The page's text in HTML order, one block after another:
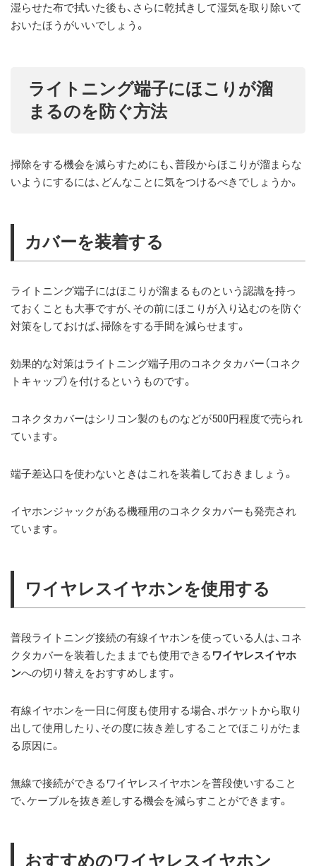
湿らせた布で拭いた後も、さらに乾拭きして湿気を取り除いて
おいたほうがいいでしょう。
ライトニング端子にほこりが溜
まるのを防ぐ方法
掃除をする機会を減らすためにも、普段からほこりが溜まらな
いようにするには、どんなことに気をつけるべきでしょうか。
カバーを装着する
ライトニング端子にはほこりが溜まるものという認識を持っ
ておくことも大事ですが、その前にほこりが入り込むのを防ぐ
対策をしておけば、掃除をする手間を減らせます。
効果的な対策はライトニング端子用のコネクタカバー（コネク
トキャップ）を付けるというものです。
コネクタカバーはシリコン製のものなどが500円程度で売られ
ています。
端子差込口を使わないときはこれを装着しておきましょう。
イヤホンジャックがある機種用のコネクタカバーも発売され
ています。
ワイヤレスイヤホンを使用する
普段ライトニング接続の有線イヤホンを使っている人は、コネ
クタカバーを装着したままでも使用できる ワイヤレスイヤホ
ンへの切り替えをおすすめします。
有線イヤホンを一日に何度も使用する場合、ポケットから取り
出して使用したり、その度に抜き差しすることでほこりがたま
る原因に。
無線で接続ができるワイヤレスイヤホンを普段使いすること
で、ケーブルを抜き差しする機会を減らすことができます。
おすすめのワイヤレスイヤホン